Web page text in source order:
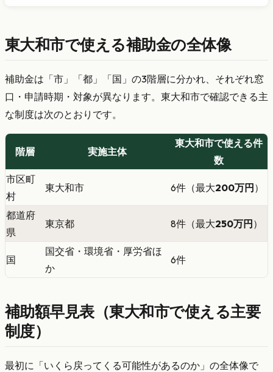
東大和市で使える補助金の全体像
補助金は「市」「都」「国」の3階層に分かれ、それぞれ窓
口・申請時期・対象が異なります。東大和市で確認できる主
な制度は次のとおりです。
階層 実施主体
東大和市で使える件
数
市区町
村
東大和市 6件（最大200万円）
都道府
県
東京都 8件（最大250万円）
国
国交省・環境省・厚労省ほ
か
6件
補助額早見表（東大和市で使える主要
制度）
最初に「いくら戻ってくる可能性があるのか」の全体像で